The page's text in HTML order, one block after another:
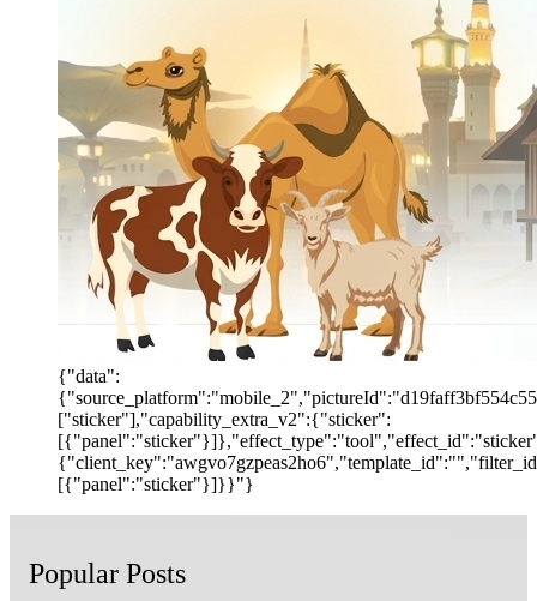
{"data":
["sticker"],"capability_extra_v2":{"sticker":
[{"panel":"sticker"}]}}"}
Popular Posts